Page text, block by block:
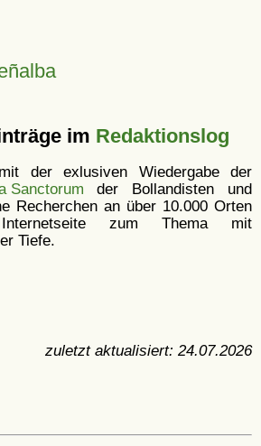
im Redaktionslog
der exlusiven Wiedergabe der
Sanctorum der Bollandisten und
Recherchen an über 10.000 Orten
zum Thema mit
Tiefe.
zuletzt aktualisiert: 24.07.2026